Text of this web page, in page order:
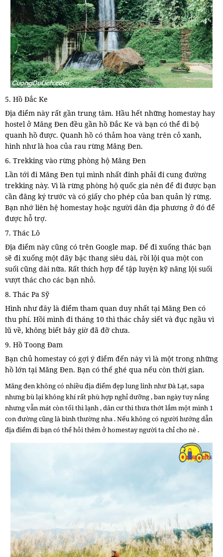
5. Hồ Đắc Ke
Địa điểm này rất gần trung tâm. Hầu hết những homestay hay
hostel ở Măng Đen đều gần hồ Đắc Ke và bạn có thể đi bộ
quanh hồ được. Quanh hồ có thảm hoa vàng trên cỏ xanh,
hình như là hoa của rau rừng Măng Đen.
6. Trekking vào rừng phòng hộ Măng Đen
Lần tới đi Măng Đen tụi mình nhất đinh phải đi cung đường
trekking này. Vì là rừng phòng hộ quốc gia nên để đi được bạn
cần đăng ký trước và có giấy cho phép của ban quản lý rừng.
Bạn nhớ liên hệ homestay hoặc người dân địa phương ở đó để
được hỗ trợ.
7. Thác Lô
Địa điểm này cũng có trên Google map. Để đi xuống thác bạn
sẽ đi xuống một dãy bậc thang siêu dài, rồi lội qua một con
suối cũng dài nữa. Rất thích hợp để tập luyện kỹ năng lội suối
vượt thác cho các bạn nhỏ.
8. Thác Pa Sỹ
Hình như đây là điểm tham quan duy nhất tại Măng Đen có
thu phí. Hồi mình đi tháng 10 thì thác chảy siết và đục ngầu vì
lũ về, không biết bây giờ đã đỡ chưa.
9. Hồ Toong Đam
Bạn chủ homestay có gợi ý điểm đến này vì là một trong những
hồ lớn tại Măng Đen. Bạn có thế ghé qua nếu còn thời gian.
Măng đen không có nhiều địa điểm đẹp lung linh như Đà Lạt, sapa
nhưng bù lại không khí rất phù hợp nghỉ dưỡng , ban ngày tuy nắng
nhưng vẫn mát còn tối thì lạnh , dân cư thì thưa thớt lắm một mình 1
con đường cũng là bình thường nha . Nếu không có người hướng dẫn
địa điểm đi bạn có thể hỏi thêm ở homestay người ta chỉ cho nè .